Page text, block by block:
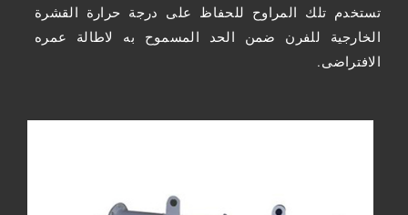
تستخدم تلك المراوح للحفاظ على درجة حرارة القشرة
الخارجية للفرن ضمن الحد المسموح به لاطالة عمره
الافتراضى.